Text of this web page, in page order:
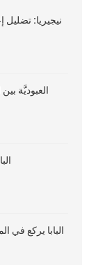
نيجيريا:
العبوديَّة
البابا يركع في